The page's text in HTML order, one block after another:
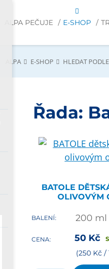
ALPA PEČUJE E-SHOP
ALPA E-SHOP HLEDAT PODLE
Řada:
BATOLE
OLIVOVÝM
BALENÍ: 200 ml
CENA: 50 Kč
(250 Kč /